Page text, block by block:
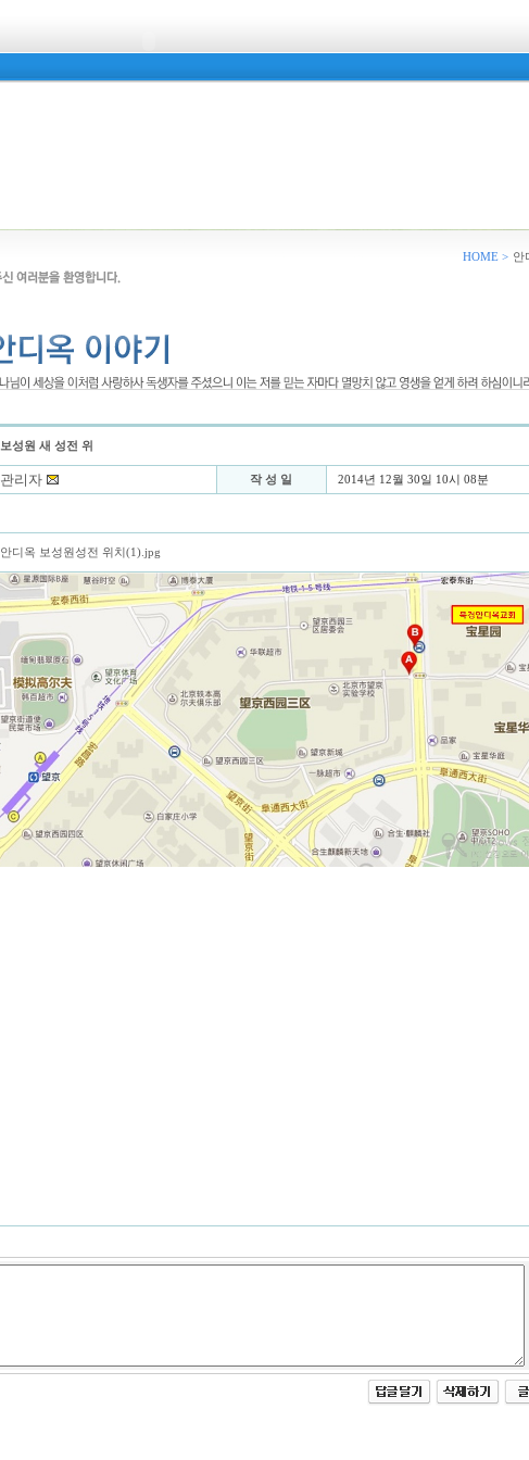
HOME > 안
보성원 새 성전 위
관리자 작 성 일 2014년 12월 30일 10시 08분
안디옥 보성원성전 위치(1).jpg